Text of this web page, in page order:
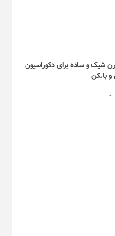
شیک و ساده برای دکوراسیون
بالکن
↓